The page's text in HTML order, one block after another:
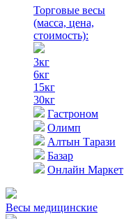
Торговые весы
(масса, цена,
стоимость):
3кг
6кг
15кг
30кг
Гастроном
Олимп
Алтын Тарази
Базар
Онлайн Маркет
Весы медицинские